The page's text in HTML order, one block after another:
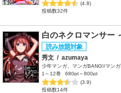
(4.8)
投稿数32件
白のネクロマンサー
秀文 / azumaya
少年マンガ、マンガBANG!/マン
1～12巻
680pt～800pt
(3.9)
投稿数14件